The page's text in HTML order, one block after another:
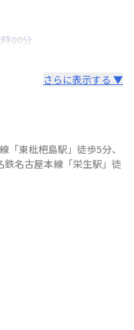
00分
さらに表示する ▼
「東枇杷島駅 」 徒歩5分、
鉄名古屋本線 「栄生駅 」 徒